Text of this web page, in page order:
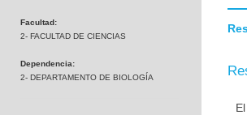
Facultad:
2- FACULTAD DE CIENCIAS
Dependencia:
2- DEPARTAMENTO DE BIOLOGÍA